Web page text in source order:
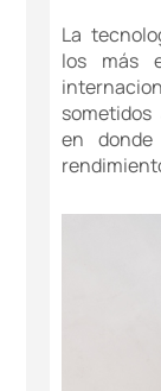
La
los más
en